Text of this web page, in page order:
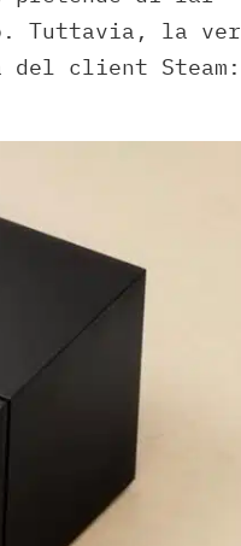
Tuttavia, la
del client Steam: